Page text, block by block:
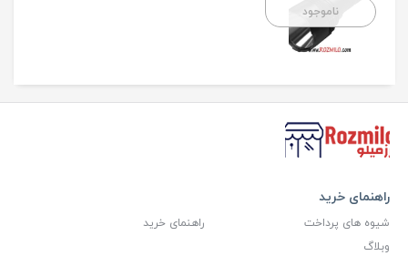
ناموجود
راهنمای خرید
شیوه های پرداخت
راهنمای خرید
وبلاگ